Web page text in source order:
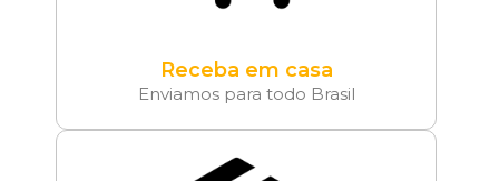
Receba em casa
Enviamos para todo Brasil